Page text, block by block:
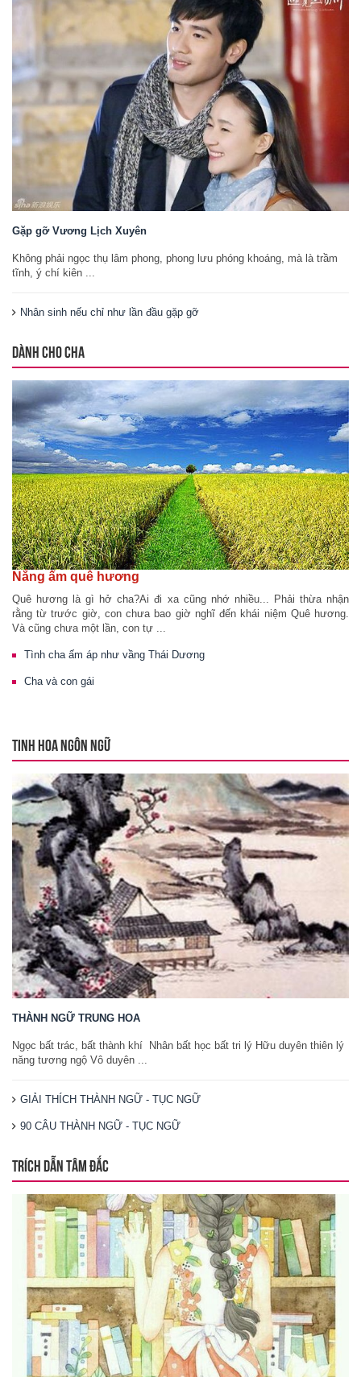
Gặp gỡ Vương Lịch Xuyên
Không phải ngọc thụ lâm phong, phong lưu phóng khoáng, mà là trầm
tĩnh, ý chí kiên ...
Nhân sinh nếu chỉ như lần đầu gặp gỡ
DÀNH CHO CHA
Nắng ấm quê hương
Quê hương là gì hở cha?Ai đi xa cũng nhớ nhiều... Phải thừa nhận
rằng từ trước giờ, con chưa bao giờ nghĩ đến khái niệm Quê hương.
Và cũng chưa một lần, con tự ...
Tình cha ấm áp như vầng Thái Dương
Cha và con gái
TINH HOA NGÔN NGỮ
THÀNH NGỮ TRUNG HOA
Ngọc bất trác, bất thành khí Nhân bất học bất tri lý Hữu duyên thiên lý
năng tương ngộ Vô duyên ...
GIẢI THÍCH THÀNH NGỮ - TỤC NGỮ
90 CÂU THÀNH NGỮ - TỤC NGỮ
TRÍCH DẪN TÂM ĐẮC